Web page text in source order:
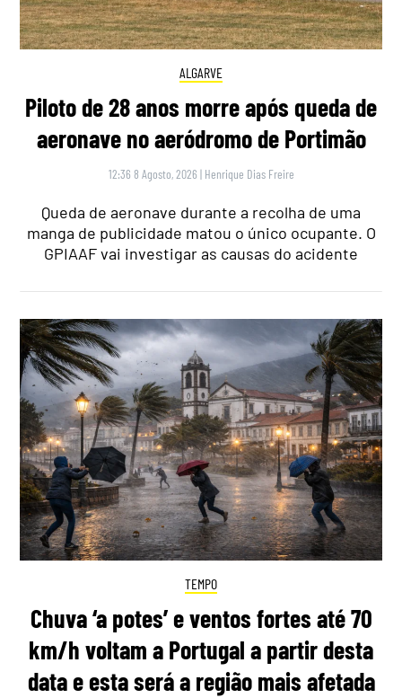
ALGARVE
Piloto de 28 anos morre após queda de
aeronave no aeródromo de Portimão
12:36 8 Agosto, 2026 | Henrique Dias Freire
Queda de aeronave durante a recolha de uma
manga de publicidade matou o único ocupante. O
GPIAAF vai investigar as causas do acidente
TEMPO
Chuva ‘a potes’ e ventos fortes até 70
km/h voltam a Portugal a partir desta
data e esta será a região mais afetada